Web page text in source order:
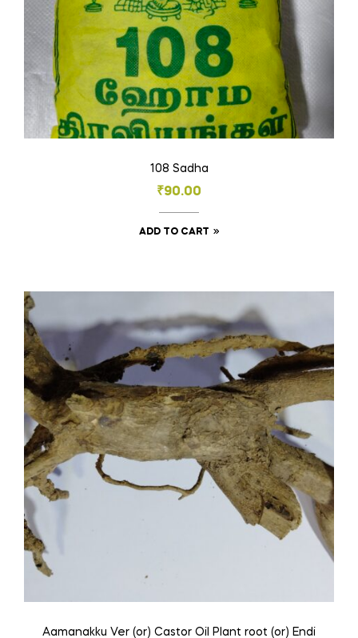
108 Sadha
₹90.00
ADD TO CART
Aamanakku Ver (or) Castor Oil Plant root (or) Endi